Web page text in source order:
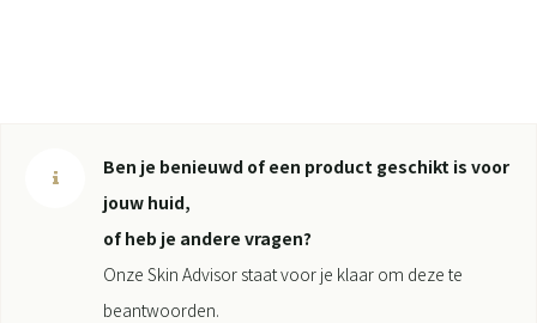
Ben je benieuwd of een product geschikt is voor
jouw huid,
of heb je andere vragen?
Onze Skin Advisor staat voor je klaar om deze te
beantwoorden.